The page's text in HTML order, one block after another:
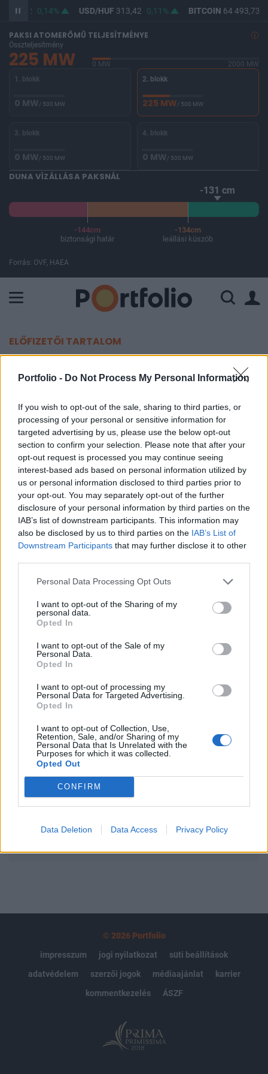
Portfolio - Do Not Process My Personal Information
If you wish to opt-out of the sale, sharing to third parties, or
processing of your personal or sensitive information for
targeted advertising by us, please use the below opt-out
section to confirm your selection. Please note that after your
opt-out request is processed you may continue seeing
interest-based ads based on personal information utilized by
us or personal information disclosed to third parties prior to
your opt-out. You may separately opt-out of the further
disclosure of your personal information by third parties on the
IAB’s list of downstream participants. This information may
also be disclosed by us to third parties on the IAB’s List of
Downstream Participants that may further disclose it to other
Personal Data Processing Opt Outs
I want to opt-out of the Sharing of my
personal data.
Opted In
I want to opt-out of the Sale of my
Personal Data.
Opted In
I want to opt-out of processing my
Personal Data for Targeted Advertising.
Opted In
I want to opt-out of Collection, Use,
Retention, Sale, and/or Sharing of my
Personal Data that Is Unrelated with the
Purposes for which it was collected.
Opted Out
CONFIRM
Data Deletion Data Access Privacy Policy
362,22 0,14% USD/HUF313,42 0,11% BITCOIN64 493,73
PAKSI ATOMERŐMŰ TELJESÍTMÉNYE
Összteljesítmény
225 MW 0 MW
2000 MW
1. blokk
0 MW/ 500 MW
2. blokk
225 MW/ 500 MW
3. blokk
0 MW/ 500 MW
4. blokk
0 MW/ 500 MW
DUNA VÍZÁLLÁSA PAKSNÁL
-131 cm
-144cm
biztonsági határ
-134cm
leállási küszöb
Forrás: OVF, HAEA
ELŐFIZETŐI TARTALOM
Örülhetnek a befektetők: ítéletet
mondott a Molról egy
hitelminősítő
Portfolio
2023. december 14. 15:44
A Mol a BÉT oldalán tájékoztatta a tőkepiaci
szereplőket a Moody's hitelminősítő döntéséről.
Portfolio Investment Day 2026Október 21-én jön a Portfolio
Investment Day 2026, ahol a piac vezető szakértőivel
keressük a választ a befektetőket leginkább foglalkoztató
következő évek nyertesei, mire számíthatunk a részvény-,
érdemes portfóliót építeni egy gyorsan változó...
KEDVES OLVASÓNK!
A keresett cikk a portfolio.hu hírarchívumához
tartozik, melynek olvasása előfizetéses
regisztrációhoz kötött.
Az előfizetés a következőket tartalmazza:
Portfolio.hu teljes cikkarchívum
Kötéslisták: BÉT elmúlt 2 év napon belüli
kötéslistái
Előfizetés
© 2026 Portfolio
impresszum
jogi nyilatkozat
süti beállítások
adatvédelem
szerzői jogok médiaajánlat
karrier
kommentkezelés
ÁSZF